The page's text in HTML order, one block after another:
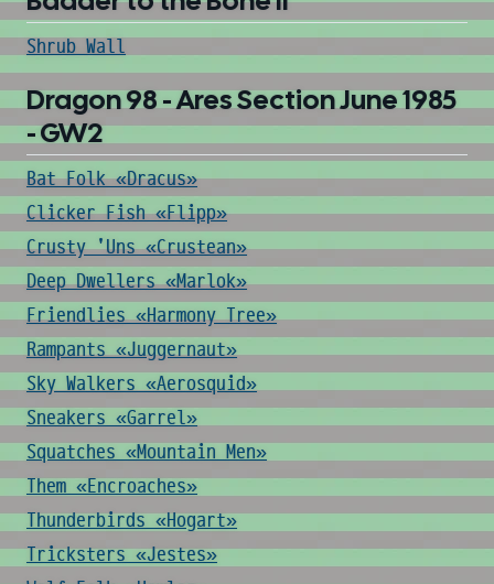
Shrub Wall
Dragon 98 - Ares Section June 1985
- GW2
Bat Folk «Dracus»
Clicker Fish «Flipp»
Crusty 'Uns «Crustean»
Deep Dwellers «Marlok»
Friendlies «Harmony Tree»
Rampants «Juggernaut»
Sky Walkers «Aerosquid»
Sneakers «Garrel»
Squatches «Mountain Men»
Them «Encroaches»
Thunderbirds «Hogart»
Tricksters «Jestes»